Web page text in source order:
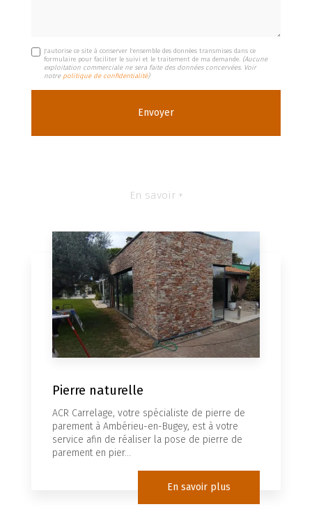
J'autorise ce site à conserver l'ensemble des données transmises dans ce
formulaire pour faciliter le suivi et le traitement de ma demande. (Aucune
exploitation commerciale ne sera faite des données concervées. Voir
notre politique de confidentialité)
En savoir +
Pierre naturelle
ACR Carrelage, votre spécialiste de pierre de
parement à Ambérieu-en-Bugey, est à votre
service afin de réaliser la pose de pierre de
parement en pier...
En savoir plus